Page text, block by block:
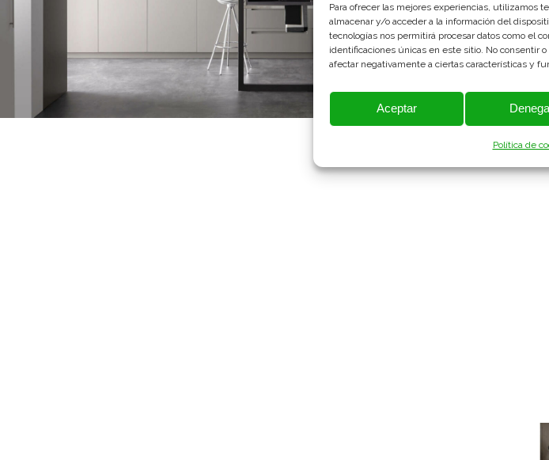
Para ofrecer las mejores experiencias, utilizamos
almacenar y/o acceder a la información del
tecnologías nos permitirá procesar datos como el
identificaciones únicas en este sitio. No consentir
afectar negativamente a ciertas características y
Aceptar
Política de